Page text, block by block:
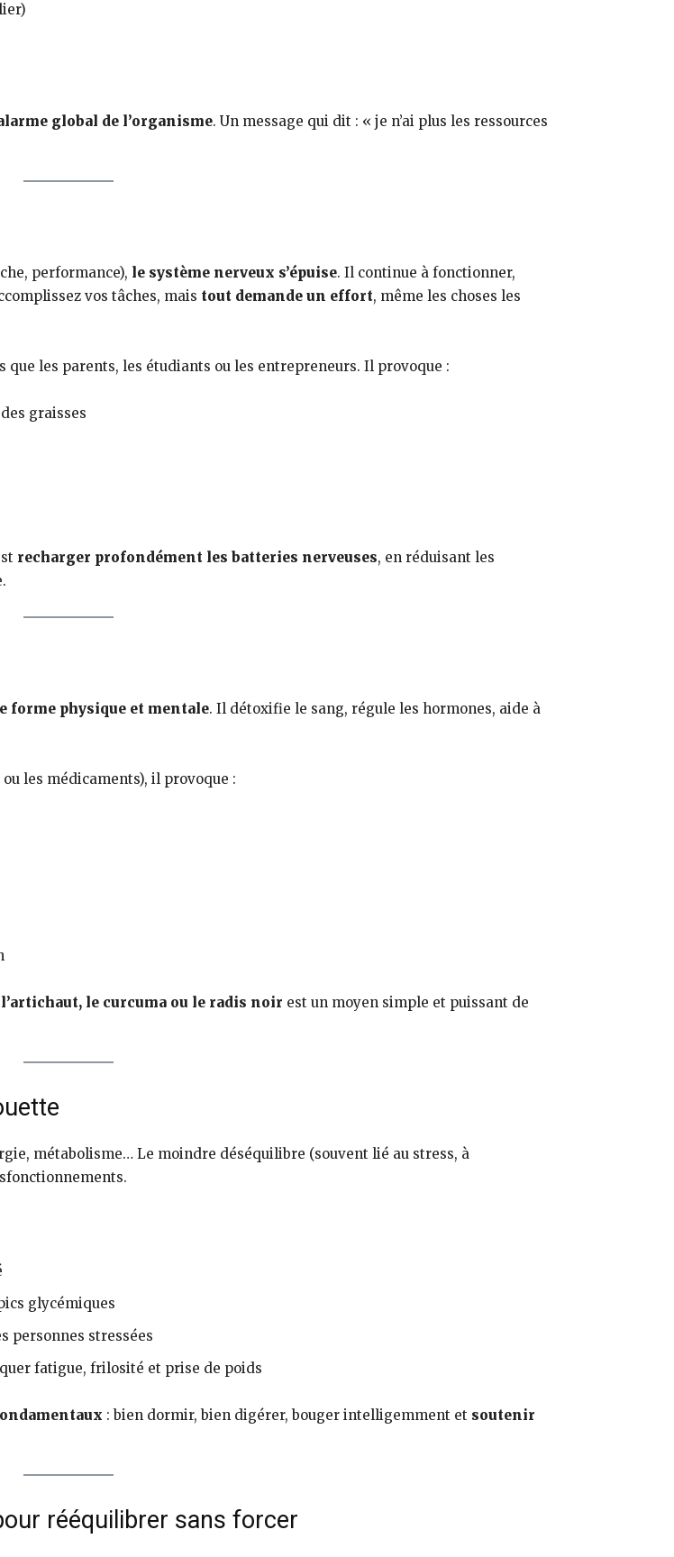
global de l’organisme. Un message qui dit : « je n’ai plus les ressources
performance), le système nerveux s’épuise. Il continue à fonctionner,
vos tâches, mais tout demande un effort, même les choses les
les parents, les étudiants ou les entrepreneurs. Il provoque :
graisses
recharger profondément les batteries nerveuses, en réduisant les
forme physique et mentale. Il détoxifie le sang, régule les hormones, aide à
les médicaments), il provoque :
le curcuma ou le radis noir est un moyen simple et puissant de
métabolisme… Le moindre déséquilibre (souvent lié au stress, à
glycémiques
personnes stressées
fatigue, frilosité et prise de poids
: bien dormir, bien digérer, bouger intelligemment et soutenir
rééquilibrer sans forcer